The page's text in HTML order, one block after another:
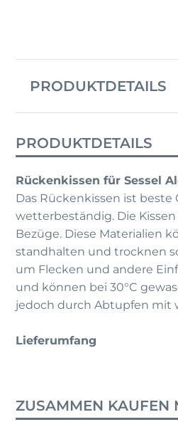
PRODUKTDETAILS
PRODUKTDETAILS
Rückenkissen für Sessel
Das Rückenkissen ist
wetterbeständig. Die
Bezüge. Diese Materialien
standhalten und trocknen
um Flecken und andere
und können bei 30°C
jedoch durch Abtupfen mit
Lieferumfang
ZUSAMMEN KAUFEN